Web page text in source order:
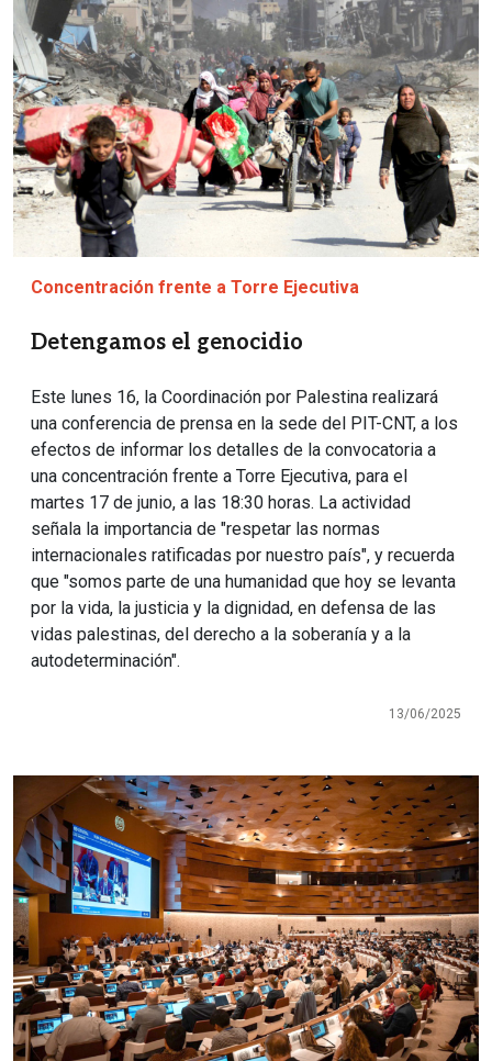
Concentración frente a Torre Ejecutiva
Detengamos el genocidio
Este lunes 16, la Coordinación por Palestina realizará
una conferencia de prensa en la sede del PIT-CNT, a los
efectos de informar los detalles de la convocatoria a
una concentración frente a Torre Ejecutiva, para el
martes 17 de junio, a las 18:30 horas. La actividad
señala la importancia de "respetar las normas
internacionales ratificadas por nuestro país", y recuerda
que "somos parte de una humanidad que hoy se levanta
por la vida, la justicia y la dignidad, en defensa de las
vidas palestinas, del derecho a la soberanía y a la
autodeterminación".
13/06/2025
Imagen